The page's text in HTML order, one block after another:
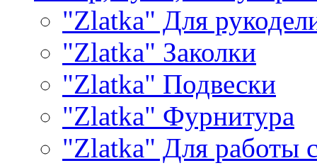
"Zlatka" Для
"Zlatka" Заколки
"Zlatka" Подвески
"Zlatka" Фурнитура
"Zlatka" Для работы